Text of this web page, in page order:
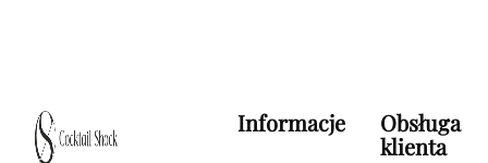
Informacje
Obsługa
klienta